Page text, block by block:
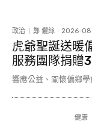
政治 鄭 儷絲 - 2026-
虎爺聖誕送暖
服務團隊捐贈
響應公益、關懷偏鄉
健康